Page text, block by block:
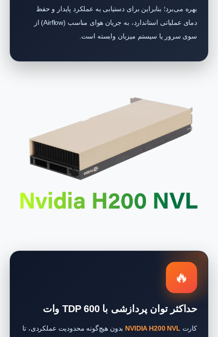
بهره می‌برد؛ بنابراین برای دستیابی به عملکرد پایدار و حفظ
دمای عملیاتی استاندارد، به جریان هوای مناسب (Airflow) از
سوی سرور یا سیستم میزبان وابسته است.
🔥
حداکثر توان پردازشی با TDP 600 وات
کارت NVIDIA H200 NVL بدون هیچ‌گونه محدودیت عملکردی، تا